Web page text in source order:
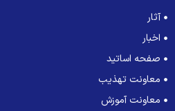
آثار
اخبار
صفحه اساتید
معاونت تهذیب
معاونت آموزش